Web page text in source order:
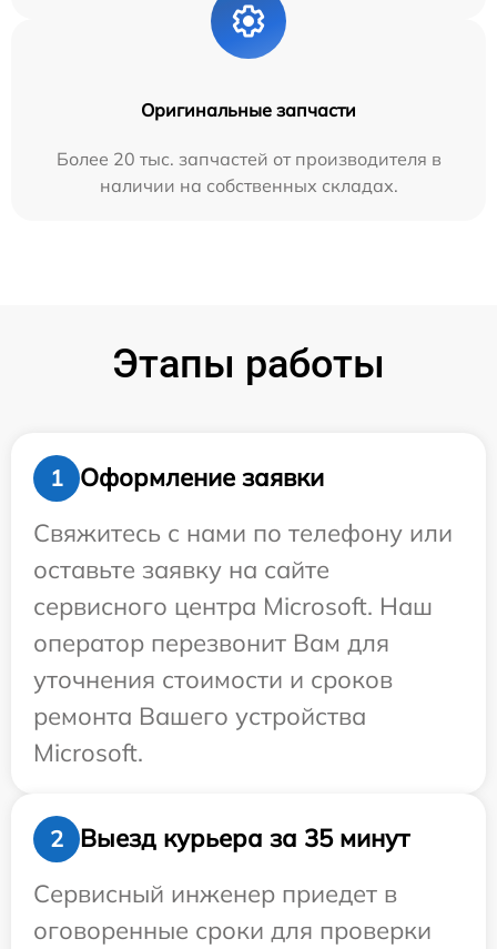
Оригинальные запчасти
Более 20 тыс. запчастей от производителя в
наличии на собственных складах.
Этапы работы
1
Оформление заявки
Свяжитесь с нами по телефону или
оставьте заявку на сайте
сервисного центра Microsoft. Наш
оператор перезвонит Вам для
уточнения стоимости и сроков
ремонта Вашего устройства
Microsoft.
2
Выезд курьера за 35 минут
Сервисный инженер приедет в
оговоренные сроки для проверки